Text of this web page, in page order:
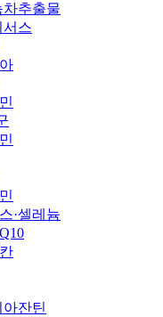
차추출물
서스
·셀레늄
아잔틴